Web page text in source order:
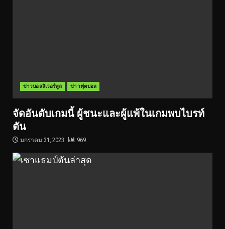
ข่าวบอลลิเวอร์พูล ข่าวฟุตบอล
จัดอันดับเกมนี้ ผู้ชนะและผู้แพ้ในเกมพบไบรท์
ตัน
มกราคม 31, 2023 969